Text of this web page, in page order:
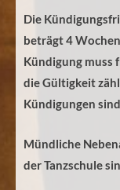
Die
beträgt 4
Kündigung muss
die Gültigkeit
Kündigungen
Mündliche
der Tanzschule